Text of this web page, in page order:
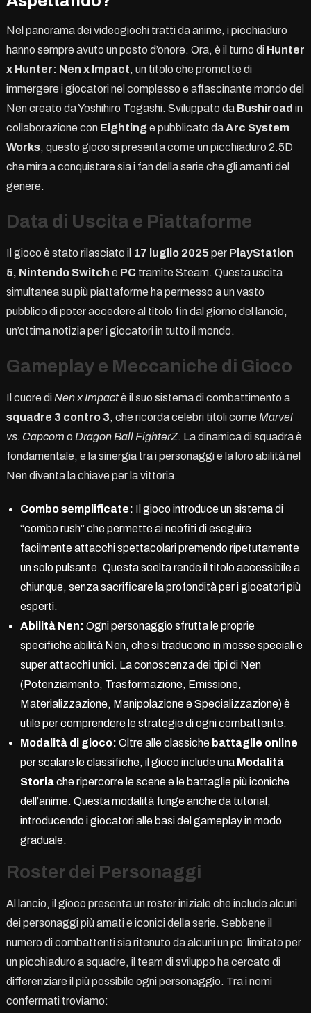
Nel panorama dei videogiochi tratti da anime, i picchiaduro
hanno sempre avuto un posto d’onore. Ora, è il turno di Hunter
x Hunter: Nen x Impact, un titolo che promette di
immergere i giocatori nel complesso e affascinante mondo del
Nen creato da Yoshihiro Togashi. Sviluppato da Bushiroad in
collaborazione con Eighting e pubblicato daArc System
Works, questo gioco si presenta come un picchiaduro 2.5D
che mira a conquistare sia i fan della serie che gli amanti del
genere.
Data di Uscita e Piattaforme
Il gioco è stato rilasciato il 17 luglio 2025 per PlayStation
5, Nintendo Switch e PCtramite Steam. Questa uscita
simultanea su più piattaforme ha permesso a un vasto
pubblico di poter accedere al titolo fin dal giorno del lancio,
un’ottima notizia per i giocatori in tutto il mondo.
Gameplay e Meccaniche di Gioco
Il cuore di Nen x Impactè il suo sistema di combattimento a
squadre 3 contro 3, che ricorda celebri titoli come Marvel
vs. Capcom o Dragon Ball FighterZ. La dinamica di squadra è
fondamentale, e la sinergia tra i personaggi e la loro abilità nel
Nen diventa la chiave per la vittoria.
Combo semplificate: Il gioco introduce un sistema di
“combo rush” che permette ai neofiti di eseguire
facilmente attacchi spettacolari premendo ripetutamente
un solo pulsante. Questa scelta rende il titolo accessibile a
chiunque, senza sacrificare la profondità per i giocatori più
esperti.
Abilità Nen: Ogni personaggio sfrutta le proprie
specifiche abilità Nen, che si traducono in mosse speciali e
super attacchi unici. La conoscenza dei tipi di Nen
(Potenziamento, Trasformazione, Emissione,
Materializzazione, Manipolazione e Specializzazione) è
utile per comprendere le strategie di ogni combattente.
Modalità di gioco: Oltre alle classiche battaglie online
per scalare le classifiche, il gioco include una Modalità
Storiache ripercorre le scene e le battaglie più iconiche
dell’anime. Questa modalità funge anche da tutorial,
introducendo i giocatori alle basi del gameplay in modo
graduale.
Roster dei Personaggi
Al lancio, il gioco presenta un roster iniziale che include alcuni
dei personaggi più amati e iconici della serie. Sebbene il
numero di combattenti sia ritenuto da alcuni un po’ limitato per
un picchiaduro a squadre, il team di sviluppo ha cercato di
differenziare il più possibile ogni personaggio. Tra i nomi
confermati troviamo: